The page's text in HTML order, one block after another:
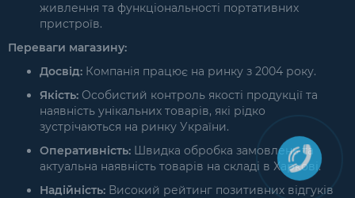
живлення та функціональності портативних
пристроїв.
Переваги магазину:
Досвід: Компанія працює на ринку з 2004 року.
Якість: Особистий контроль якості продукції та
наявність унікальних товарів, які рідко
зустрічаються на ринку України.
Оперативність: Швидка обробка замовлень та
актуальна наявність товарів на складі в Харкові.
Надійність: Високий рейтинг позитивних відгуків